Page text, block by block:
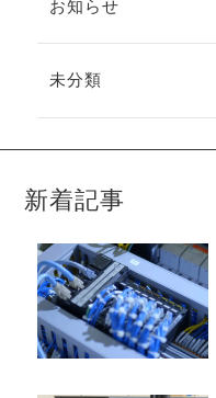
お知らせ
未分類
新着記事